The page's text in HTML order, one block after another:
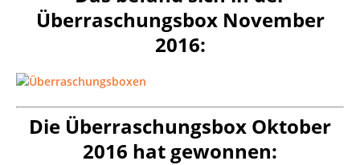
Überraschungsbox November
2016:
Die Überraschungsbox Oktober
2016 hat gewonnen: